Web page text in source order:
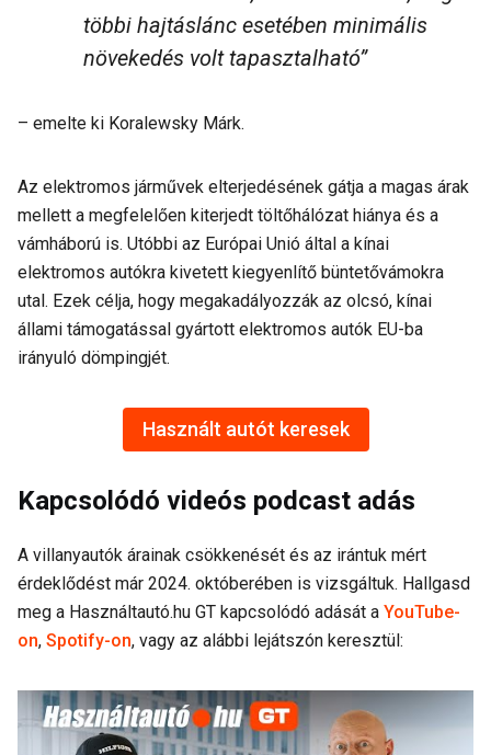
többi hajtáslánc esetében minimális
növekedés volt tapasztalható”
– emelte ki Koralewsky Márk.
Az elektromos járművek elterjedésének gátja a magas árak
mellett a megfelelően kiterjedt töltőhálózat hiánya és a
vámháború is. Utóbbi az Európai Unió által a kínai
elektromos autókra kivetett kiegyenlítő büntetővámokra
utal. Ezek célja, hogy megakadályozzák az olcsó, kínai
állami támogatással gyártott elektromos autók EU-ba
irányuló dömpingjét.
Használt autót keresek
Kapcsolódó videós podcast adás
A villanyautók árainak csökkenését és az irántuk mért
érdeklődést már 2024. októberében is vizsgáltuk. Hallgasd
meg a Használtautó.hu GT kapcsolódó adását a YouTube-
on, Spotify-on, vagy az alábbi lejátszón keresztül: